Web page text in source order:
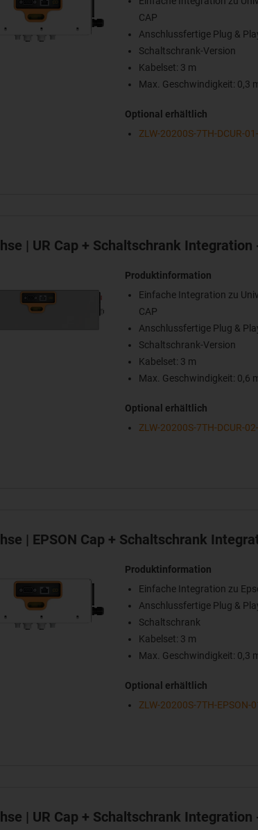
CAP
Anschlussfertige Plug &
Schaltschrank-Version
Kabelset: 3 m
Max. Geschwindigkeit: 0,3
Optional erhältlich
ZLW-20200S-7TH-DCUR-
| UR Cap + Schaltschrank
Produktinformation
Einfache Integration zu
CAP
Anschlussfertige Plug &
Schaltschrank-Version
Kabelset: 3 m
Max. Geschwindigkeit: 0,6
Optional erhältlich
ZLW-20200S-7TH-DCUR-
| EPSON Cap + Schaltschrank
Produktinformation
Einfache Integration zu
Anschlussfertige Plug &
Schaltschrank
Kabelset: 3 m
Max. Geschwindigkeit: 0,3
Optional erhältlich
ZLW-20200S-7TH-EPSON-
| UR Cap + Schaltschrank